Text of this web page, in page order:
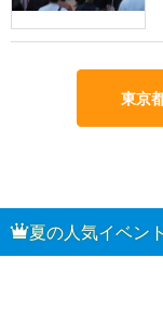
東京
夏の人気イベン